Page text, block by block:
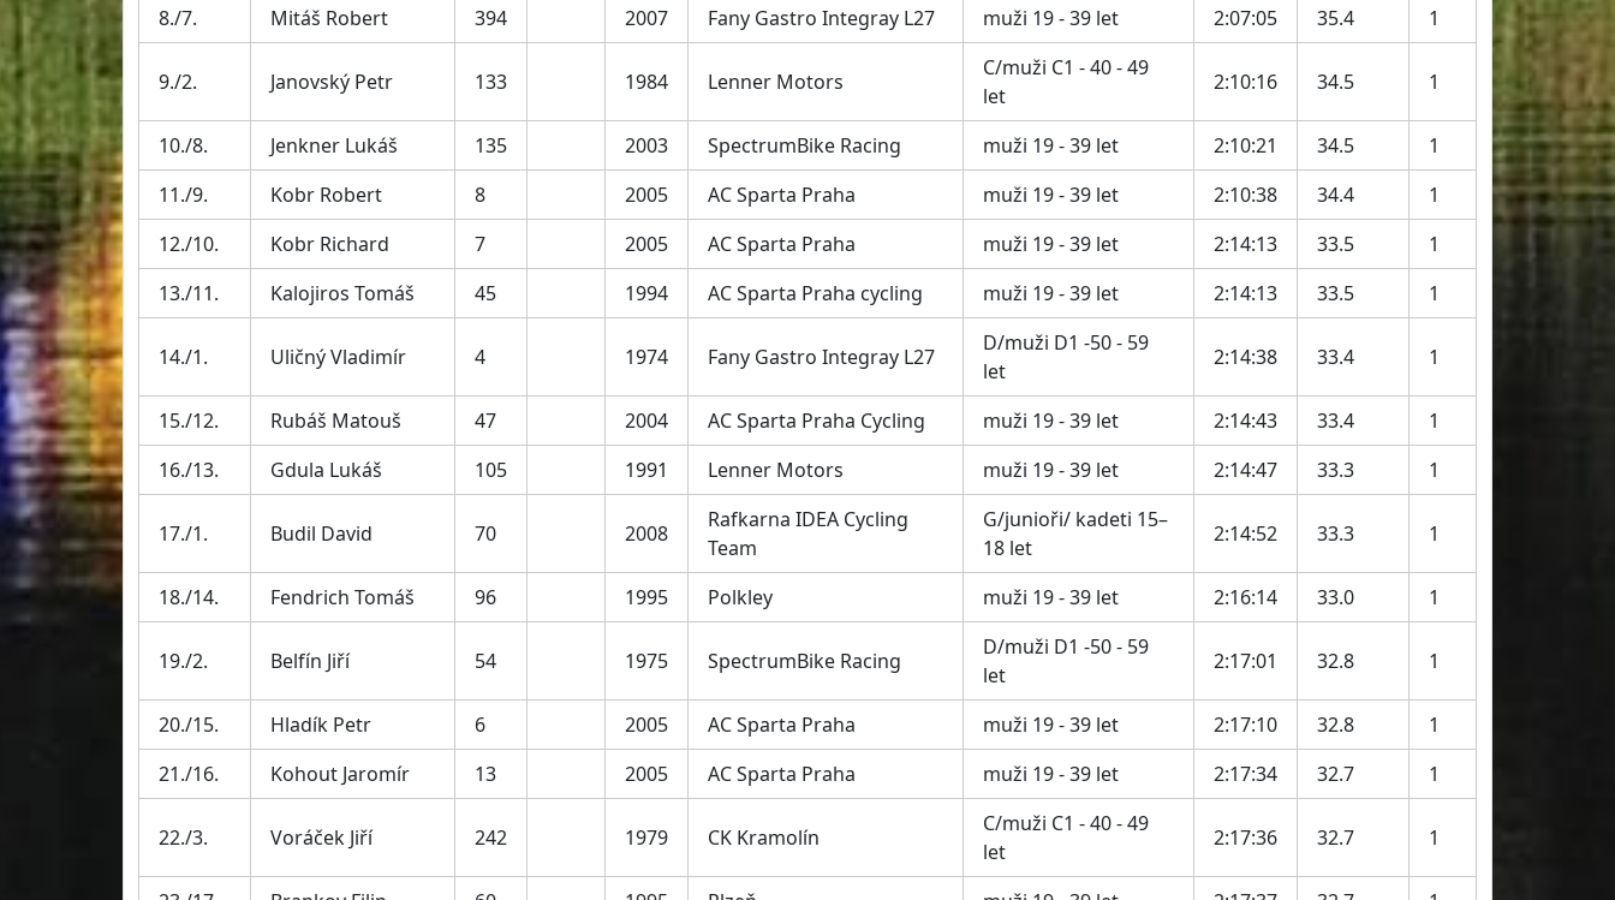
8./7.
Mitáš Robert 394 2007 Fany Gastro Integray L27 muži 19 - 39 let 2:07:05 35.4 1
9./2. Janovský Petr 133 1984 Lenner Motors
C/muži C1 - 40 - 49
let
2:10:16 34.5 1
10./8. Jenkner Lukáš 135 2003 SpectrumBike Racing muži 19 - 39 let 2:10:21 34.5
1
11./9.
Kobr Robert 8 2005 AC Sparta Praha muži 19 - 39 let 2:10:38 34.4
1
12./10.
Kobr Richard 7 2005 AC Sparta Praha muži 19 - 39 let 2:14:13 33.5
1
13./11.
Kalojiros Tomáš 45 1994 AC Sparta Praha cycling muži 19 - 39 let 2:14:13 33.5 1
14./1. Uličný Vladimír 4 1974 Fany Gastro Integray L27
D/muži D1 -50 - 59
let
2:14:38 33.4 1
15./12. Rubáš Matouš 47 2004 AC Sparta Praha Cycling muži 19 - 39 let 2:14:43 33.4
1
16./13.
Gdula Lukáš 105 1991 Lenner Motors muži 19 - 39 let 2:14:47 33.3 1
17./1. Budil David 70 2008
Rafkarna IDEA Cycling
Team
G/junioři/ kadeti 15–
18 let
2:14:52 33.3 1
18./14. Fendrich Tomáš 96 1995 Polkley muži 19 - 39 let 2:16:14 33.0 1
19./2. Belfín Jiří 54 1975 SpectrumBike Racing
D/muži D1 -50 - 59
let
2:17:01 32.8 1
20./15. Hladík Petr 6 2005 AC Sparta Praha muži 19 - 39 let 2:17:10 32.8
1
21./16.
Kohout Jaromír 13 2005 AC Sparta Praha muži 19 - 39 let 2:17:34 32.7 1
22./3. Voráček Jiří 242 1979 CK Kramolín
C/muži C1 - 40 - 49
let
2:17:36 32.7 1